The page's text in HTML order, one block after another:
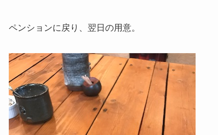
ペンションに戻り、翌日の用意。